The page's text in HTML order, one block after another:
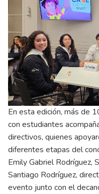
En esta edición, más de
con estudiantes
directivos, quienes
diferentes etapas del
Emily Gabriel Rodríguez,
Santiago Rodríguez,
evento junto con el